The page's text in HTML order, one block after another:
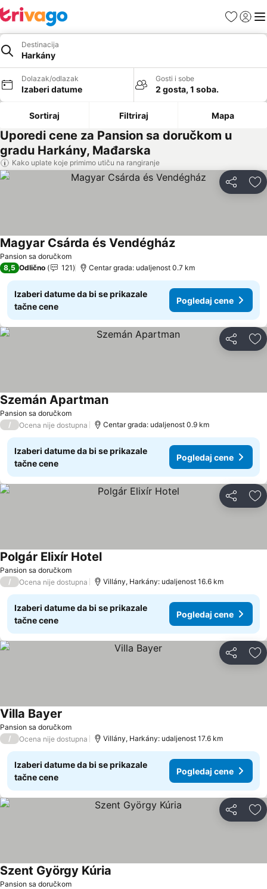
FavoritiPrijavi
Destinacija
Harkány
Dolazak/odlazak
Izaberi datume
Gosti i sobe
2 gosta, 1 soba.
Sortiraj Filtriraj Mapa
Uporedi cene za Pansion sa doručkom u
gradu Harkány, Mađarska
Kako uplate koje primimo utiču na rangiranje
Deli
Pansion sa doručkom
Magyar Csárda és Vendégház
8,5 Odlično 121 Centar grada: udaljenost 0.7 km
Izaberi datume da bi se prikazale
tačne cene
Pogledaj cene
Deli
Pansion sa doručkom
Szemán Apartman
/ Ocena nije dostupna Centar grada: udaljenost 0.9 km
Izaberi datume da bi se prikazale
tačne cene
Pogledaj cene
Deli
Pansion sa doručkom
Polgár Elixír Hotel
/ Ocena nije dostupna Villány, Harkány: udaljenost 16.6 km
Izaberi datume da bi se prikazale
tačne cene
Pogledaj cene
Deli
Pansion sa doručkom
Villa Bayer
/ Ocena nije dostupna Villány, Harkány: udaljenost 17.6 km
Izaberi datume da bi se prikazale
tačne cene
Pogledaj cene
Deli
Pansion sa doručkom
Szent György Kúria